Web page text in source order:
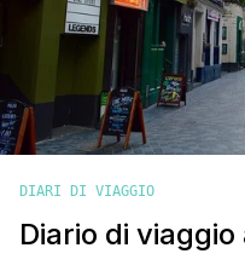
DIARI DI VIAGGIO
Diario di